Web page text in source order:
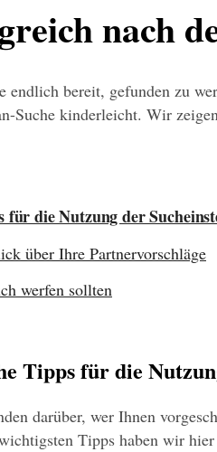
nach
bereit, gefunden zu
Suche kinderleicht. Wir
die Nutzung der
über Ihre Partnervorschläge
werfen sollten
Tipps für die
darüber, wer Ihnen
Tipps haben wir